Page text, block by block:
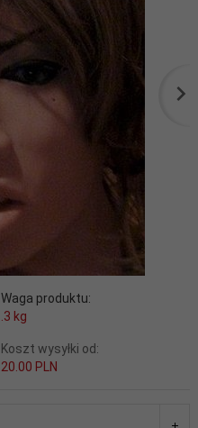
Waga produktu:
.3 kg
Koszt wysyłki od:
20.00 PLN